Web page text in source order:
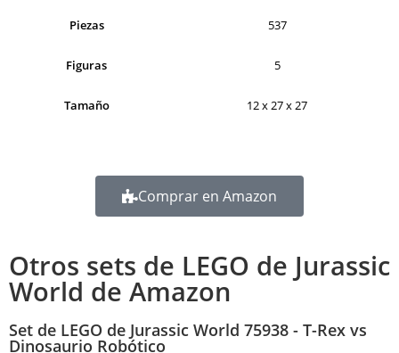
Piezas 537
Figuras 5
Tamaño 12 x 27 x 27
Comprar en Amazon
Otros sets de LEGO de Jurassic
World de Amazon
Set de LEGO de Jurassic World 75938 - T-Rex vs
Dinosaurio Robótico